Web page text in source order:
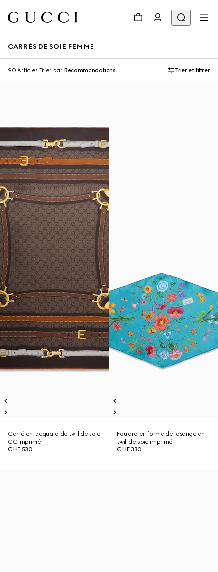
CARRÉS DE SOIE FEMME
90 Articles Trier par Recommandations Trier et filtrer
Carré en jacquard de twill de soie
GG imprimé
CHF 530
Foulard en forme de losange en
twill de soie imprimé
CHF 330